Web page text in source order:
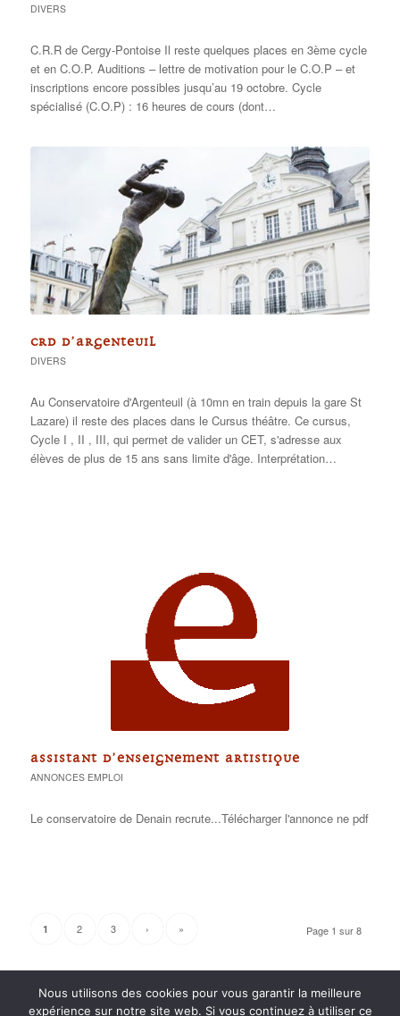
DIVERS
C.R.R de Cergy-Pontoise Il reste quelques places en 3ème cycle
et en C.O.P. Auditions – lettre de motivation pour le C.O.P – et
inscriptions encore possibles jusqu’au 19 octobre. Cycle
spécialisé (C.O.P) : 16 heures de cours (dont…
CRD D’ARGENTEUIL
DIVERS
Au Conservatoire d'Argenteuil (à 10mn en train depuis la gare St
Lazare) il reste des places dans le Cursus théâtre. Ce cursus,
Cycle I , II , III, qui permet de valider un CET, s'adresse aux
élèves de plus de 15 ans sans limite d'âge. Interprétation…
ASSISTANT D’ENSEIGNEMENT ARTISTIQUE
ANNONCES EMPLOI
Le conservatoire de Denain recrute...Télécharger l'annonce ne pdf
Page 1 sur 8
1 2 3 › »
Nous utilisons des cookies pour vous garantir la meilleure
expérience sur notre site web. Si vous continuez à utiliser ce